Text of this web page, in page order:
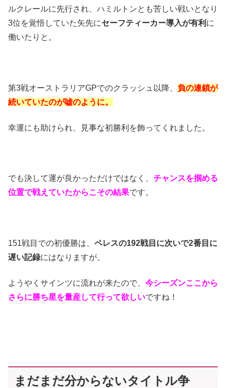
ルクレールに先行され、ハミルトンとも苦しい戦いとなり
3位を覚悟していた矢先にセーフティーカー導入が有利 に
働いたりと。
第3戦オーストラリアGPでのクラッシュ以降、 負の連鎖が
続いていたのが嘘のように。
幸運にも助けられ、見事な初勝利を飾ってくれました。
でも決して運が良かっただけではなく、 チャンスを掴める
位置で戦えていたからこその結果です。
151戦目での初優勝は、 ペレスの192戦目に次いで2番目に
遅い記録にはなりますが。
ようやくサインツに流れが来たので、 今シーズンここから
さらに勝ち星を量産して行って欲しいですね！
まだまだ分からないタイトル争